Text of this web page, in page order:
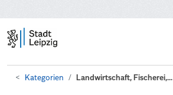
Kategorien Landwirtschaft, Fischerei,...